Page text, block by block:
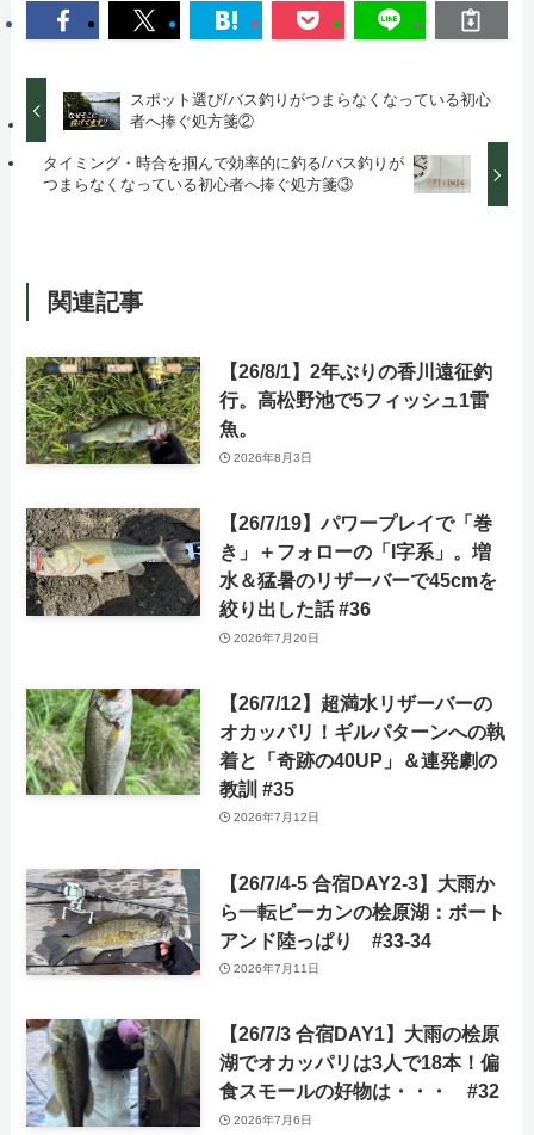
スポット選び/バス釣りがつまらなくなっている初心
者へ捧ぐ処方箋②
タイミング・時合を掴んで効率的に釣る/バス釣りが
つまらなくなっている初心者へ捧ぐ処方箋③
関連記事
【26/8/1】2年ぶりの香川遠征釣
行。高松野池で5フィッシュ1雷
魚。
2026年8月3日
【26/7/19】パワープレイで「巻
き」＋フォローの「I字系」。増
水＆猛暑のリザーバーで45cmを
絞り出した話 #36
2026年7月20日
【26/7/12】超満水リザーバーの
オカッパリ！ギルパターンへの執
着と「奇跡の40UP」＆連発劇の
教訓 #35
2026年7月12日
【26/7/4-5 合宿DAY2-3】大雨か
ら一転ピーカンの桧原湖：ボート
アンド陸っぱり #33-34
2026年7月11日
【26/7/3 合宿DAY1】大雨の桧原
湖でオカッパリは3人で18本！偏
食スモールの好物は・・・ #32
2026年7月6日